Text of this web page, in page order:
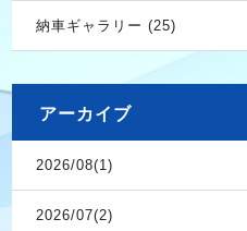
納車ギャラリー (25)
アーカイブ
2026/08(1)
2026/07(2)